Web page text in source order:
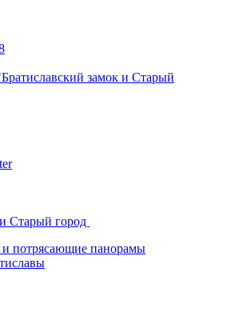
Старый город
и потрясающие панорамы